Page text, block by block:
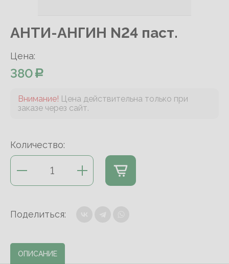
АНТИ-АНГИН N24 паст.
Цена:
380
Внимание! Цена действительна только при
заказе через сайт.
Количество:
Поделиться:
ОПИСАНИЕ